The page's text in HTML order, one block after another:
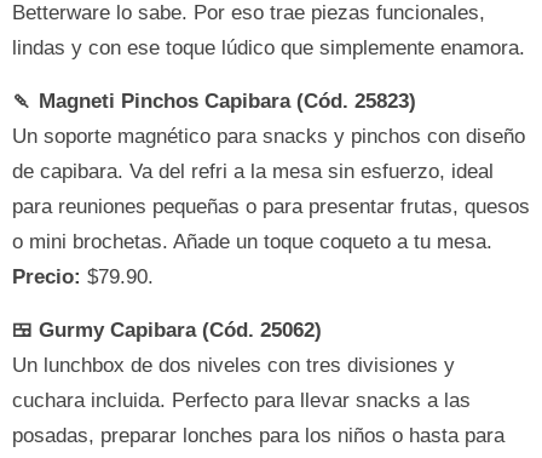
Betterware lo sabe. Por eso trae piezas funcionales,
lindas y con ese toque lúdico que simplemente enamora.
🍡 Magneti Pinchos Capibara (Cód. 25823)
Un soporte magnético para snacks y pinchos con diseño
de capibara. Va del refri a la mesa sin esfuerzo, ideal
para reuniones pequeñas o para presentar frutas, quesos
o mini brochetas. Añade un toque coqueto a tu mesa.
Precio: $79.90.
🍱 Gurmy Capibara (Cód. 25062)
Un lunchbox de dos niveles con tres divisiones y
cuchara incluida. Perfecto para llevar snacks a las
posadas, preparar lonches para los niños o hasta para